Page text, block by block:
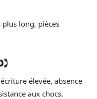
plus long, pièces
élevée, absence
aux chocs.